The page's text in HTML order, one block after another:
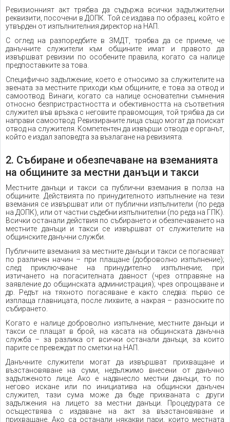
Ревизионният акт трябва да съдържа всички задължителни
реквизити, посочени в ДОПК. Той се издава по образец, който е
утвърден от изпълнителния директор на НАП.
С оглед на разпоредбите в ЗМДТ, трябва да се приеме, че
данъчните служители към общините имат и правото да
извършват ревизии по особените правила, когато са налице
предпоставките за това.
Специфично задължение, което е относимо за служителите на
звената за местните приходи към общините, е това за отвод и
самоотвод. Винаги, когато са налице основателни съмнения
относно безпристрастността и обективността на съответния
служител във връзка с неговите правомощия, той трябва да си
направи самоотвод. Ревизираните лица също могат да поискат
отвод на служителя. Компетентен да извърши отвода е органът,
който е издал заповедта за възлагане на ревизията.
2. Събиране и обезпечаване на вземанията
на общините за местни данъци и такси
Местните данъци и такси са публични вземания в полза на
общините. Действията по принудителното изпълнение на тези
вземания се извършват или от публични изпълнители (по реда
на ДОПК), или от частни съдебни изпълнителни (по реда на ГПК).
Всички останали действия по събирането и обезпечаването на
местните данъци и такси се извършват от служителите на
общинските данъчни служби.
Публичните вземания за местните данъци и такси се погасяват
по различен начин – при плащане (доброволно изпълнение);
след приключване на принудително изпълнение; при
изтичането на погасителната давност (чрез отправяне на
заявление до общинската администрация); чрез опрощаване и
др. Редът на тяхното погасяване е както следва: първо се
изплаща главницата, после лихвите, а накрая – разноските по
събирането.
Когато е налице доброволно изпълнение, местните данъци и
такси се плащат в брой, на касата на общинската данъчна
служба – за разлика от всички останали данъци, за които
парите се превеждат по сметки на НАП.
Данъчните служители могат да извършват прихващане и
възстановяване на суми, недължимо внесени от данъчно
задълженото лице. Ако е надвнесло местни данъци, то по
негово искане или по инициатива на общински данъчен
служител, тази сума може да бъде прихваната с други
задължения на лицето за местни данъци. Процедурата се
осъществява с издаване на акт за възстановяване и
прихващане. Ако са останали някакви пари, които местната